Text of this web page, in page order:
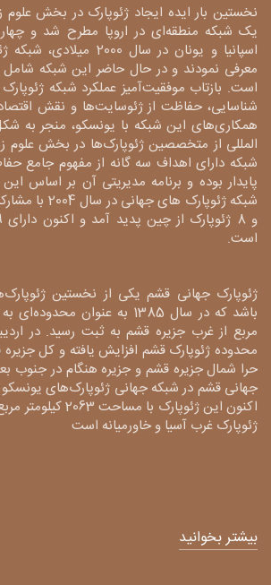
نخستین بار ایده ایجاد ژئوپارک در بخش
یک شبکه منطقه‌ای در اروپا مطرح شد و چهار
اسپانیا و یونان در سال
است. بازتاب موفقیت‌آمیز عملکرد شبکه
شناسایی، حفاظت از ژئوسایت‌ها و نقش
همکاری‌های این شبکه با یونسکو، منجر به
المللی از متخصصین ژئوپارک‌ها در بخش
شبکه دارای اهداف سه گانه از مفهوم جامع
پایدار بوده و برنامه مدیریتی آن بر اساس
است.
ژئوپارک جهانی قشم یکی از نخستین
محدوده ژئوپارک قشم افزایش یافته و کل
حرا شمال جزیره قشم و جزیره هنگام در جنوب
جهانی قشم در شبکه جهانی ژئوپارک‌های
اکنون این ژئوپارک با
ژئوپارک غرب آسیا و خاورمیانه است
بیشتر بخوانید